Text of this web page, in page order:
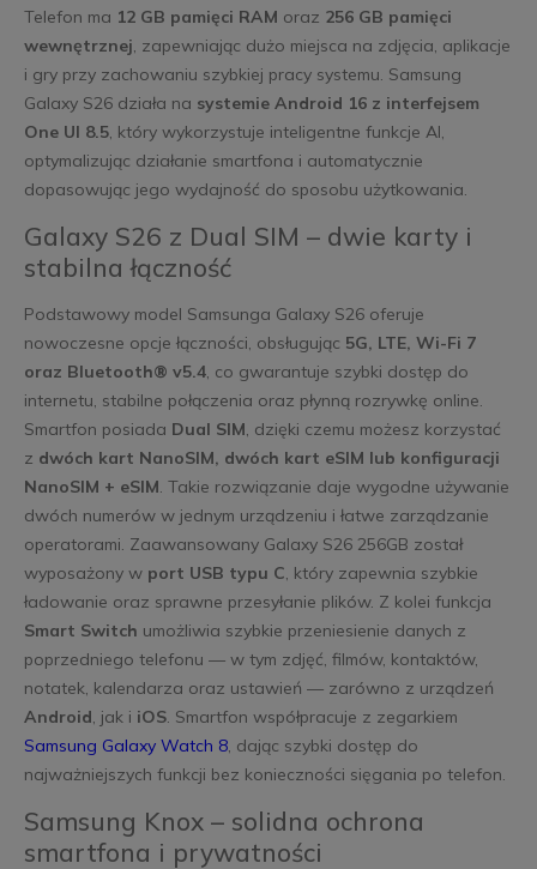
Telefon ma 12 GB pamięci RAM oraz 256 GB pamięci
wewnętrznej, zapewniając dużo miejsca na zdjęcia, aplikacje
i gry przy zachowaniu szybkiej pracy systemu. Samsung
Galaxy S26 działa na systemie Android 16 z interfejsem
One UI 8.5, który wykorzystuje inteligentne funkcje AI,
optymalizując działanie smartfona i automatycznie
dopasowując jego wydajność do sposobu użytkowania.
Galaxy S26 z Dual SIM – dwie karty i
stabilna łączność
Podstawowy model Samsunga Galaxy S26 oferuje
nowoczesne opcje łączności, obsługując 5G, LTE, Wi-Fi 7
oraz Bluetooth® v5.4, co gwarantuje szybki dostęp do
internetu, stabilne połączenia oraz płynną rozrywkę online.
Smartfon posiada Dual SIM, dzięki czemu możesz korzystać
z dwóch kart NanoSIM, dwóch kart eSIM lub konfiguracji
NanoSIM + eSIM. Takie rozwiązanie daje wygodne używanie
dwóch numerów w jednym urządzeniu i łatwe zarządzanie
operatorami. Zaawansowany Galaxy S26 256GB został
wyposażony w port USB typu C, który zapewnia szybkie
ładowanie oraz sprawne przesyłanie plików. Z kolei funkcja
Smart Switch umożliwia szybkie przeniesienie danych z
poprzedniego telefonu — w tym zdjęć, filmów, kontaktów,
notatek, kalendarza oraz ustawień — zarówno z urządzeń
Android, jak i iOS. Smartfon współpracuje z zegarkiem
Samsung Galaxy Watch 8, dając szybki dostęp do
najważniejszych funkcji bez konieczności sięgania po telefon.
Samsung Knox – solidna ochrona
smartfona i prywatności